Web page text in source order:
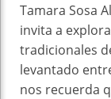
Tamara Sosa
invita a
tradicionales
levantado
nos recuerda